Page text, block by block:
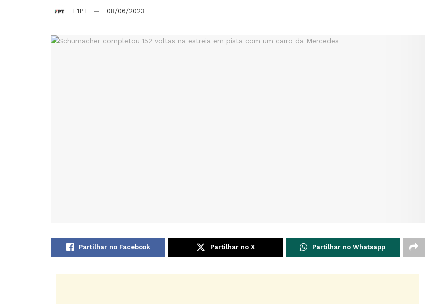
F1PT 08/06/2023
Partilhar no Facebook Partilhar no X Partilhar no Whatsapp